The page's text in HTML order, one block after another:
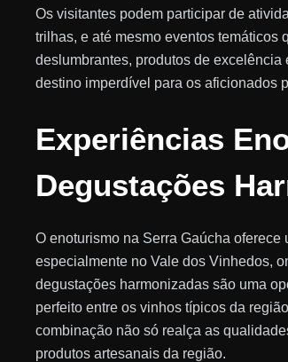
Os visitantes podem participar de
trilhas, e até mesmo eventos temáticos
deslumbrantes, produtos de
destino imperdível para os aficionados
Experiências
Degustações
O enoturismo na Serra Gaúcha
especialmente no Vale dos Vinhedos,
degustações harmonizadas são uma
perfeito entre os vinhos típicos da
combinação não só realça as
produtos artesanais da região.